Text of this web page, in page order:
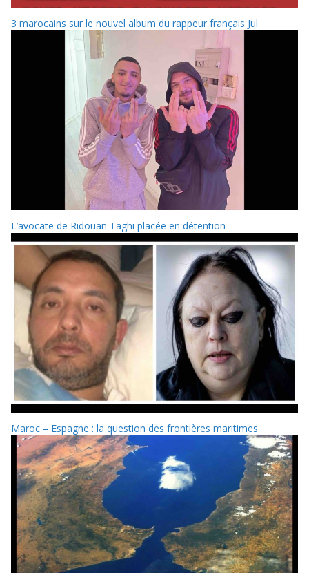
3 marocains sur le nouvel album du rappeur français Jul
L’avocate de Ridouan Taghi placée en détention
Maroc – Espagne : la question des frontières maritimes